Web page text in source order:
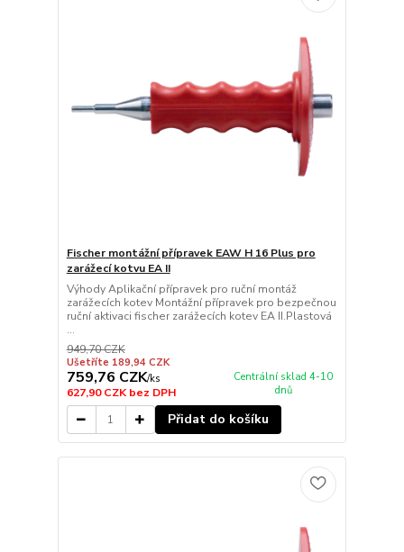
Fischer montážní přípravek EAW H 16 Plus pro
zarážecí kotvu EA II
Výhody Aplikační přípravek pro ruční montáž
zarážecích kotev Montážní přípravek pro bezpečnou
ruční aktivaci fischer zarážecích kotev EA II.Plastová
...
949,70 CZK
Ušetříte 189,94 CZK
759,76 CZK/ks
627,90 CZKbez DPH
Centrální sklad 4-10
dnů
Přidat do košíku